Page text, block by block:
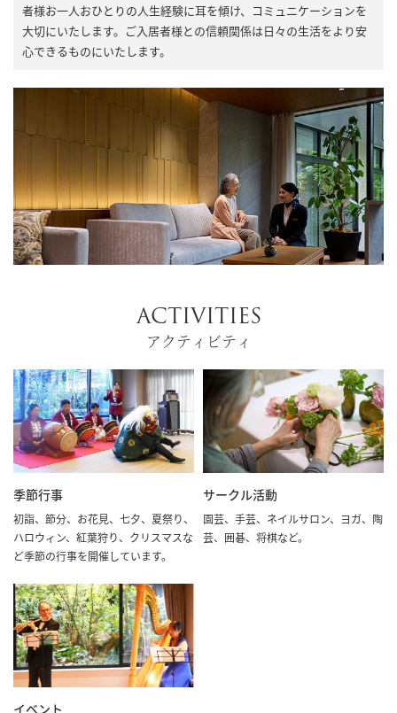
者様お一人おひとりの人生経験に耳を傾け、コミュニケーションを
大切にいたします。ご入居者様との信頼関係は日々の生活をより安
心できるものにいたします。
ACTIVITIES
アクティビティ
季節行事
初詣、節分、お花見、七夕、夏祭り、
ハロウィン、紅葉狩り、クリスマスな
ど季節の行事を開催しています。
サークル活動
園芸、手芸、ネイルサロン、ヨガ、陶
芸、囲碁、将棋など。
イベント